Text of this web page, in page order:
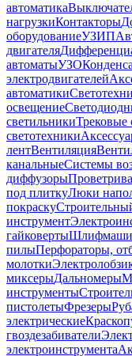
автоматика
нагрузкиКонтакторы
оборудованиеУЗИП
двигателя
автоматыУЗО
электродвигателей
автоматики
освещение
светильникиТрековые
светотехники
лентВентиляция
канальныеСистемы
диффузоры
под плиткуЛюки
покраску
инструмент
гайковерты
пилыПерфораторы,
молотки
миксерыДальномеры
инструменты
пистолетыФрезеры
электрические
гвоздезабиватели
электроинструмента